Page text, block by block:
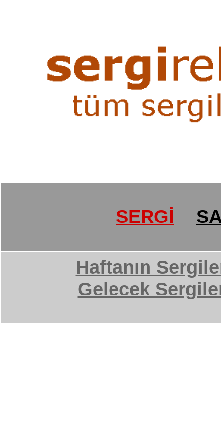
SERGİ
Haftanın
Gelecek